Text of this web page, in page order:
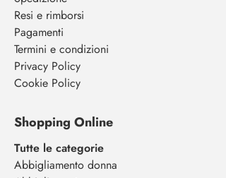
Resi e rimborsi
Pagamenti
Termini e condizioni
Privacy Policy
Cookie Policy
Shopping Online
Tutte le categorie
Abbigliamento donna